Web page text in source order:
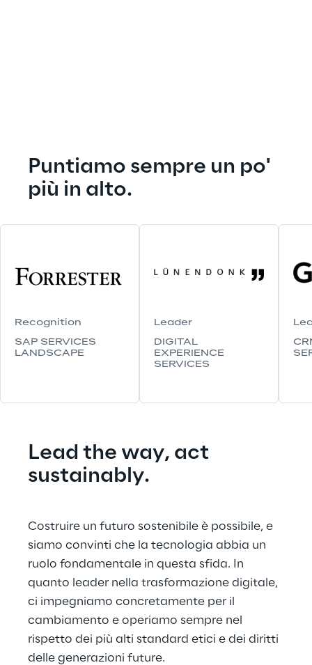
Puntiamo sempre un po'
più in alto.
Recognition
SAP SERVICES
LANDSCAPE
Leader
DIGITAL
EXPERIENCE
SERVICES
Lead the way, act
sustainably.
Costruire un futuro sostenibile è possibile, e
siamo convinti che la tecnologia abbia un
ruolo fondamentale in questa sfida. In
quanto leader nella trasformazione digitale,
ci impegniamo concretamente per il
cambiamento e operiamo sempre nel
rispetto dei più alti standard etici e dei diritti
delle generazioni future.